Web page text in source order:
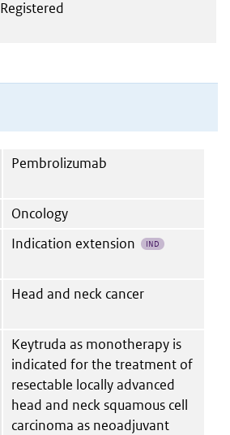
Registered
Pembrolizumab
Oncology
Indication extension IND
Head and neck cancer
Keytruda as monotherapy is
indicated for the treatment of
resectable locally advanced
head and neck squamous cell
carcinoma as neoadjuvant